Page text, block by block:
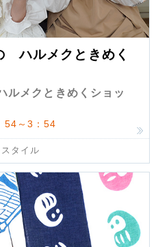
ハルメクときめく
メクときめくショッ
54～3：54
タイル